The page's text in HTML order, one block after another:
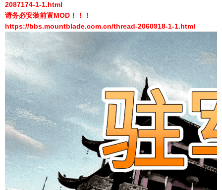
2087174-1-1.html
请务必安装前置MOD！！！
https://bbs.mountblade.com.cn/thread-2060918-1-1.html